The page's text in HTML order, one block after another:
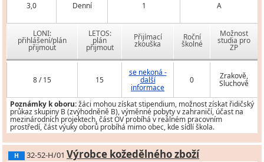
3,0 Denní 1 A
LONI:
přihlášení/plán
přijmout
LETOS:
plán
přijmout
Přijímací
zkouška
Roční
školné
Možnost
studia pro
ZP
8 / 15 15
se nekoná -
další
informace
0 Zrakově,
Sluchově
Poznámky k oboru:žáci mohou získat stipendium, možnost získat řidičský
průkaz skupiny B (zvýhodněně B), výměnné pobyty v zahraničí, účast na
mezinárodních projektech, část OV probíhá v reálném pracovním
prostředí, část výuky oborů probíhá mimo obec, kde sídlí škola.
H 32-52-H/01 Výrobce kožedělného zboží